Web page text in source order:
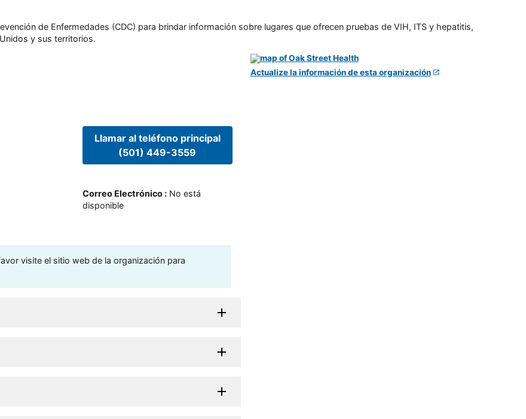
de Enfermedades (CDC) para brindar información sobre lugares que ofrecen pruebas de VIH, ITS y hepatitis,
y sus territorios.
Llamar al teléfono principal
(501) 449-3559
Correo Electrónico: No está
disponible
visite el sitio web de la organización para
Actualize la información de esta organización